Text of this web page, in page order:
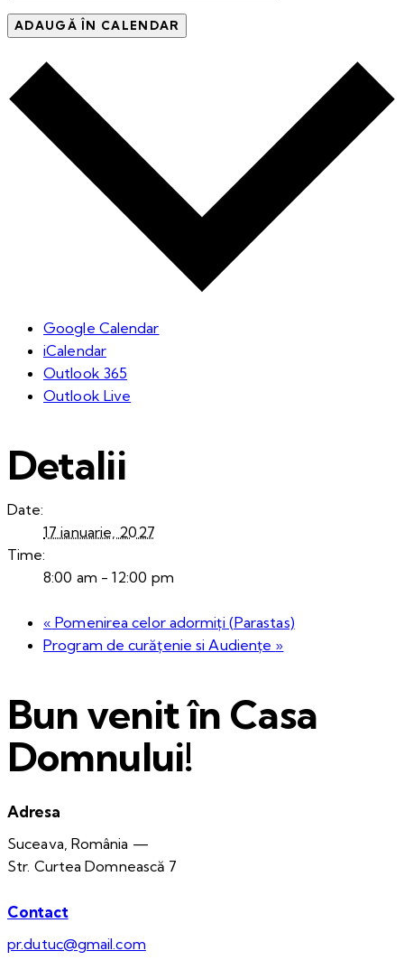
ADAUGĂ ÎN CALENDAR
Google Calendar
iCalendar
Outlook 365
Outlook Live
Detalii
Date:
17 ianuarie, 2027
Time:
8:00 am - 12:00 pm
« Pomenirea celor adormiți (Parastas)
Program de curățenie si Audiențe »
Bun venit în Casa
Domnului!
Adresa
Suceava, România —
Str. Curtea Domnească 7
Contact
pr.dutuc@gmail.com